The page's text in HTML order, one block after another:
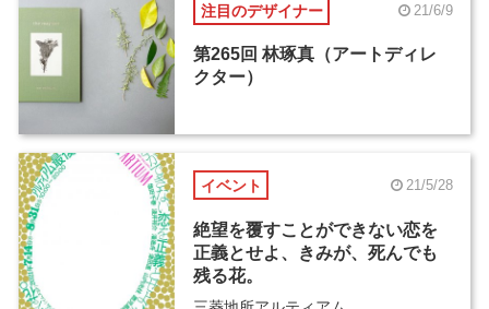
注目のデザイナー 21/6/9
第265回 林琢真（アートディレ
クター）
イベント 21/5/28
絶望を覆すことができない恋を
正義とせよ、きみが、死んでも
残る花。